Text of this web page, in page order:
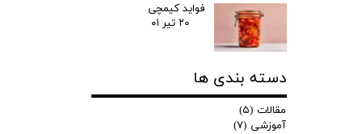
فواید کیمچی
۲۰ تیر ۰۱
دسته بندی ها
مقالات (۵)
آموزشی (۷)